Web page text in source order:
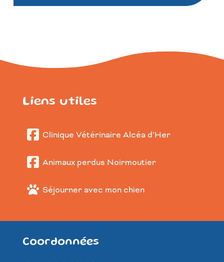
Liens utiles
Clinique Vétérinaire Alcéa d’Her
Animaux perdus Noirmoutier
Séjourner avec mon chien
Coordonnées